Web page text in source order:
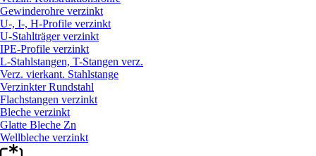
Gewinderohre verzinkt
U-, I-, H-Profile verzinkt
U-Stahlträger verzinkt
IPE-Profile verzinkt
L-Stahlstangen, T-Stangen verz.
Verz. vierkant. Stahlstange
Verzinkter Rundstahl
Flachstangen verzinkt
Bleche verzinkt
Glatte Bleche Zn
Wellbleche verzinkt